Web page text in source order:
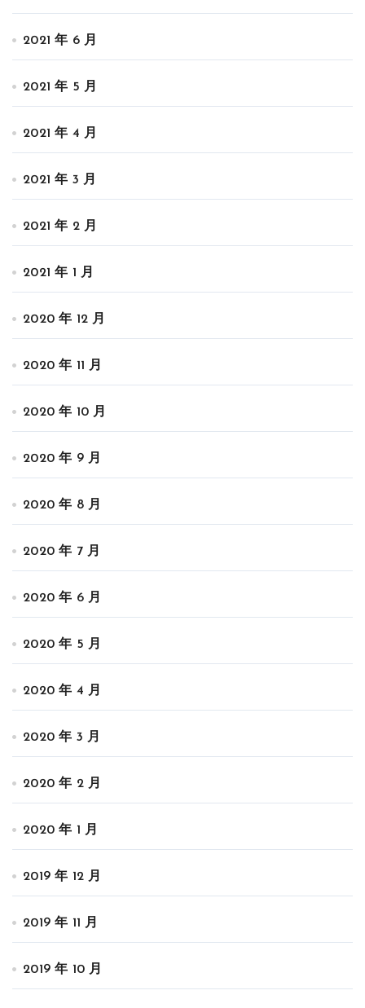
2021 年 6 月
2021 年 5 月
2021 年 4 月
2021 年 3 月
2021 年 2 月
2021 年 1 月
2020 年 12 月
2020 年 11 月
2020 年 10 月
2020 年 9 月
2020 年 8 月
2020 年 7 月
2020 年 6 月
2020 年 5 月
2020 年 4 月
2020 年 3 月
2020 年 2 月
2020 年 1 月
2019 年 12 月
2019 年 11 月
2019 年 10 月